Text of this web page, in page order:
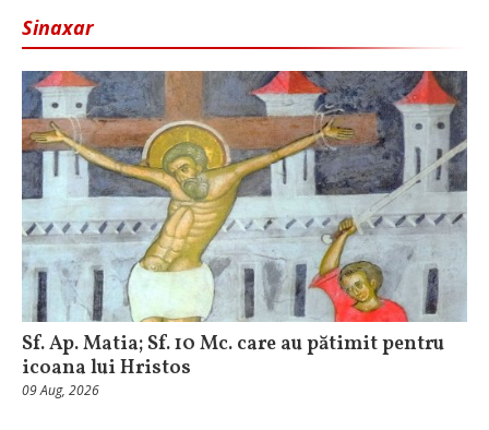
Sinaxar
Sf. Ap. Matia; Sf. 10 Mc. care au pătimit pentru
icoana lui Hristos
09 Aug, 2026